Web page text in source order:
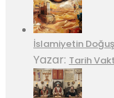
İslamiyetin
Yazar: Tarih